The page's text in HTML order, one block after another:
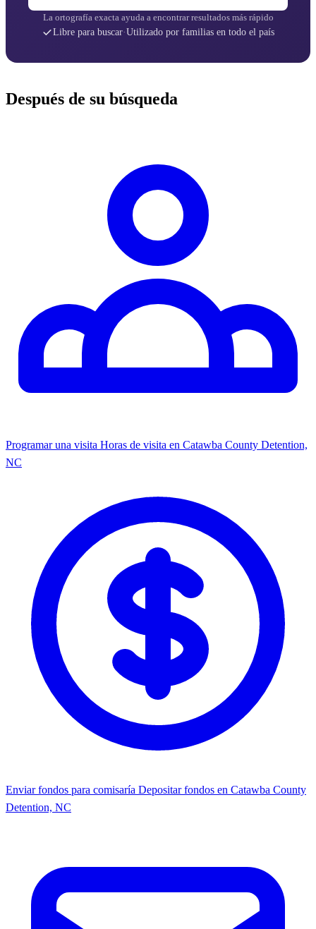
La ortografía exacta ayuda a encontrar resultados más rápido
Libre para buscar·Utilizado por familias en todo el país
Después de su búsqueda
Programar una visita Horas de visita en Catawba County Detention,
NC
Enviar fondos para comisaría Depositar fondos en Catawba County
Detention, NC